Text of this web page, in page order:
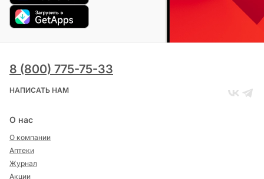
8 (800) 775-75-33
НАПИСАТЬ НАМ
О нас
О компании
Аптеки
Журнал
Акции